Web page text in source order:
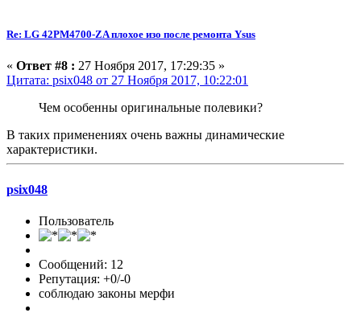
Re: LG 42PM4700-ZA плохое изо после ремонта Ysus
« Ответ #8 : 27 Ноября 2017, 17:29:35 »
Цитата: psix048 от 27 Ноября 2017, 10:22:01
Чем особенны оригинальные полевики?
В таких применениях очень важны динамические
характеристики.
psix048
Пользователь
Сообщений: 12
Репутация: +0/-0
соблюдаю законы мерфи